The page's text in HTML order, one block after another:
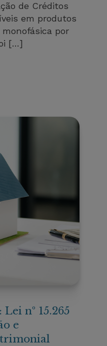
de Créditos
em produtos
por
[…]
nº 15.265
e